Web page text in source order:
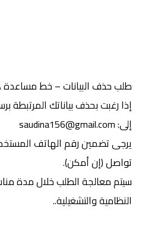
طلب حذف البيانات – خط مساعدة NA السعودية
إلى: saudina156@gmail.com
تواصل (إن أمكن).
النظامية والتشغيلية..